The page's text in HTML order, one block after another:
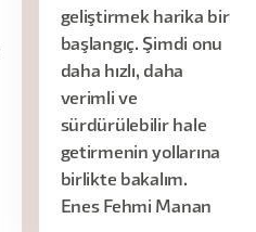
geliştirmek harika bir
başlangıç. Şimdi onu
daha hızlı, daha
verimli ve
sürdürülebilir hale
getirmenin yollarına
birlikte bakalım.
Enes Fehmi Manan